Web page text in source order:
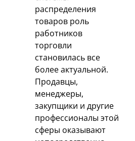
распределения
товаров роль
работников
торговли
становилась все
более актуальной.
Продавцы,
менеджеры,
закупщики и другие
профессионалы этой
сферы оказывают